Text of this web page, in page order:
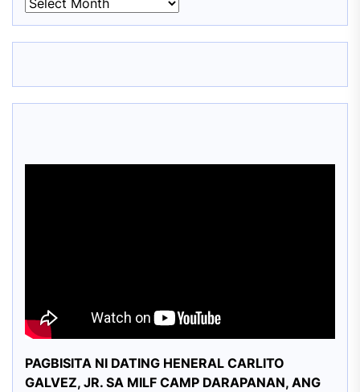
PAGBISITA NI DATING HENERAL CARLITO
GALVEZ, JR. SA MILF CAMP DARAPANAN, ANG